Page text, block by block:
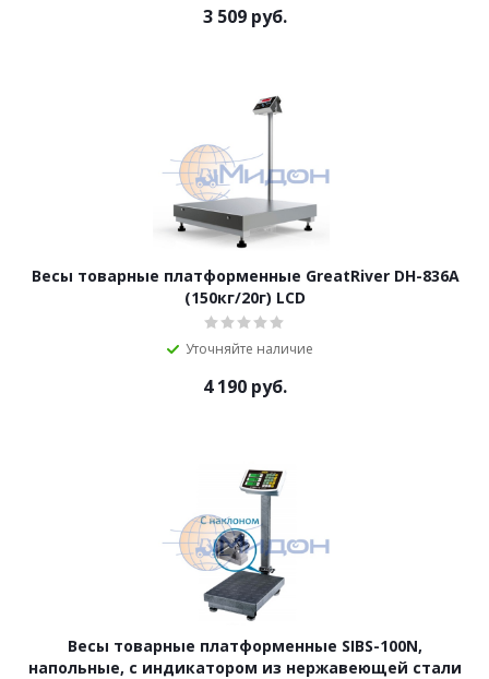
3 509 руб.
Весы товарные платформенные GreatRiver DH-836A
(150кг/20г) LCD
Уточняйте наличие
4 190 руб.
Весы товарные платформенные SIBS-100N,
напольные, с индикатором из нержавеющей стали